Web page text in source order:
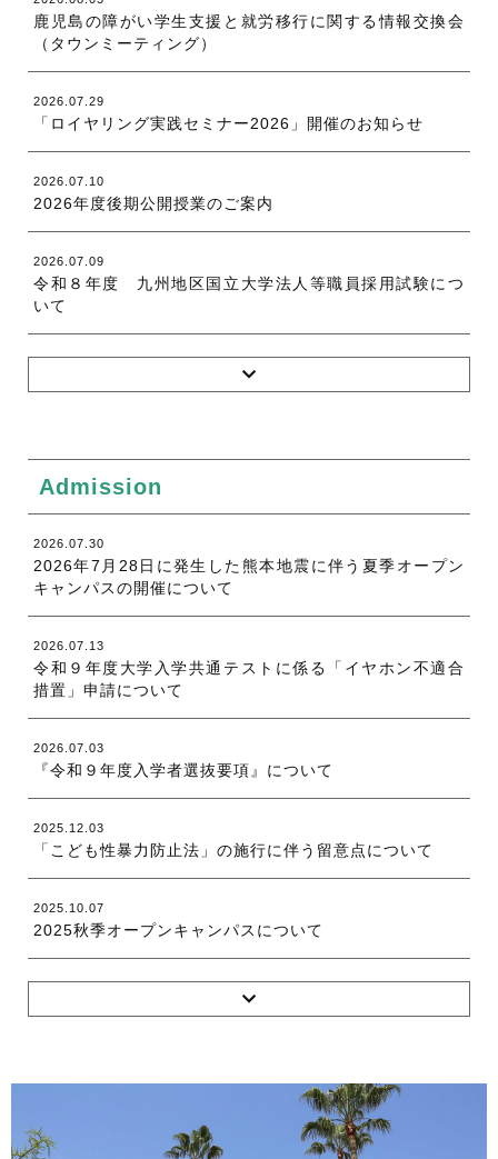
鹿児島の障がい学生支援と就労移行に関する情報交換会
（タウンミーティング）
2026.07.29
「ロイヤリング実践セミナー2026」開催のお知らせ
2026.07.10
2026年度後期公開授業のご案内
2026.07.09
令和８年度 九州地区国立大学法人等職員採用試験につ
いて
Admission
2026.07.30
2026年7月28日に発生した熊本地震に伴う夏季オープン
キャンパスの開催について
2026.07.13
令和９年度大学入学共通テストに係る「イヤホン不適合
措置」申請について
2026.07.03
『令和９年度入学者選抜要項』について
2025.12.03
「こども性暴力防止法」の施行に伴う留意点について
2025.10.07
2025秋季オープンキャンパスについて